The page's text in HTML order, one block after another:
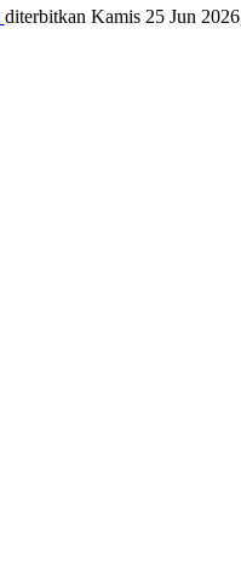
diterbitkan Kamis 25 Jun